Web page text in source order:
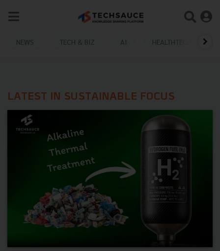
NEWS TECH & BIZ AI HEALTHTECH
LATEST IN SUSTAINABLE FOCUS